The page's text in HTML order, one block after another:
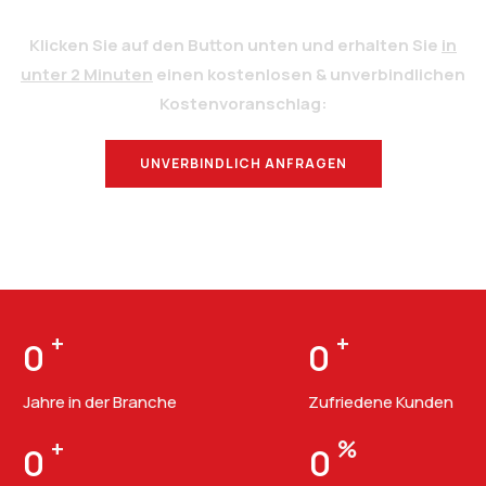
Klicken Sie auf den Button unten und erhalten Sie in
unter 2 Minuten einen kostenlosen & unverbindlichen
Kostenvoranschlag:
UNVERBINDLICH ANFRAGEN
0 +
Jahre in der Branche
0 +
Zufriedene Kunden
0 + 0 %